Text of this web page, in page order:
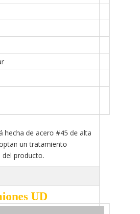
hecha de acero #45 de alta
un tratamiento
producto.
UD